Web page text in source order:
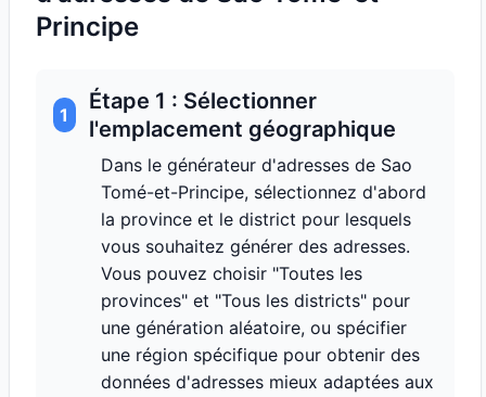
Principe
1
Étape 1 : Sélectionner
l'emplacement géographique
Dans le générateur d'adresses de Sao
Tomé-et-Principe, sélectionnez d'abord
la province et le district pour lesquels
vous souhaitez générer des adresses.
Vous pouvez choisir "Toutes les
provinces" et "Tous les districts" pour
une génération aléatoire, ou spécifier
une région spécifique pour obtenir des
données d'adresses mieux adaptées aux